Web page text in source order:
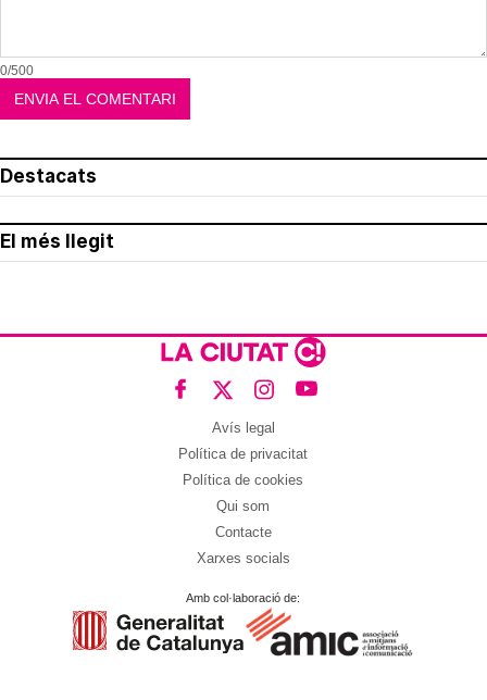
0/500
Destacats
El més llegit
Avís legal
Política de privacitat
Política de cookies
Qui som
Contacte
Xarxes socials
Amb col·laboració de: